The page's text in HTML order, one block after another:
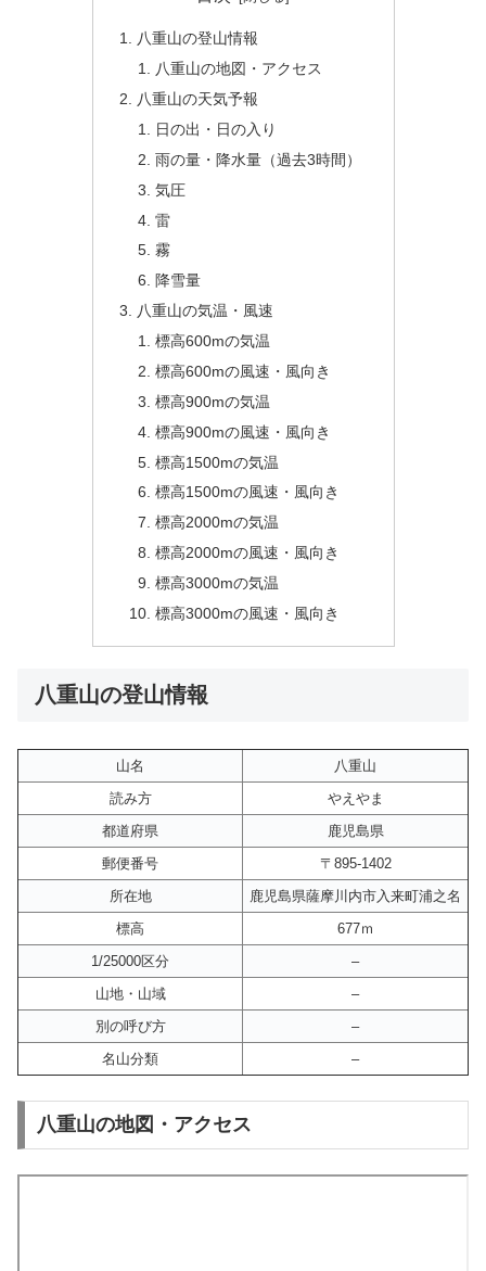
八重山の登山情報
八重山の地図・アクセス
八重山の天気予報
日の出・日の入り
雨の量・降水量（過去3時間）
気圧
雷
霧
降雪量
八重山の気温・風速
標高600mの気温
標高600mの風速・風向き
標高900mの気温
標高900mの風速・風向き
標高1500mの気温
標高1500mの風速・風向き
標高2000mの気温
標高2000mの風速・風向き
標高3000mの気温
標高3000mの風速・風向き
八重山の登山情報
山名
八重山
読み方
やえやま
都道府県
鹿児島県
郵便番号
〒895-1402
所在地
鹿児島県薩摩川内市入来町浦之名
標高
677ｍ
1/25000区分
–
山地・山域
–
別の呼び方
–
名山分類
–
八重山の地図・アクセス